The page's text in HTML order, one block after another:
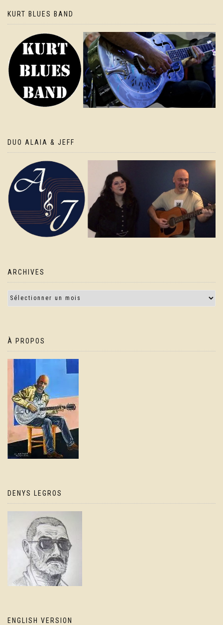
KURT BLUES BAND
DUO ALAIA & JEFF
ARCHIVES
À PROPOS
DENYS LEGROS
ENGLISH VERSION